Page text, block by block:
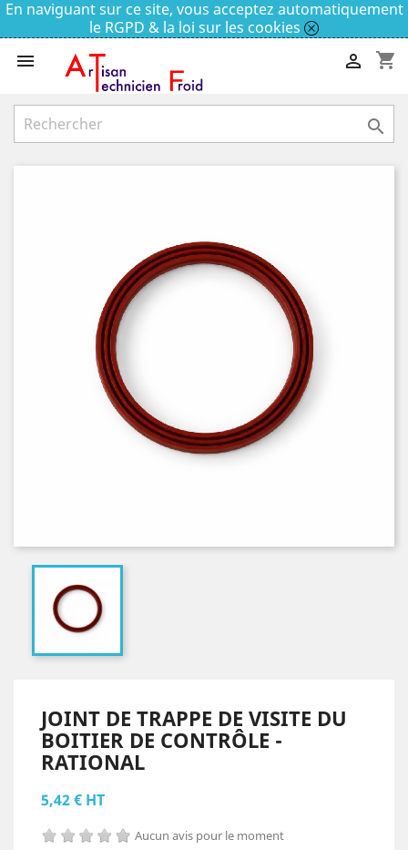
En naviguant sur ce site, vous acceptez automatiquement
le RGPD & la loi sur les cookies
 shopping_cart


JOINT DE TRAPPE DE VISITE DU
BOITIER DE CONTRÔLE -
RATIONAL
5,42 € HT
Aucun avis pour le moment